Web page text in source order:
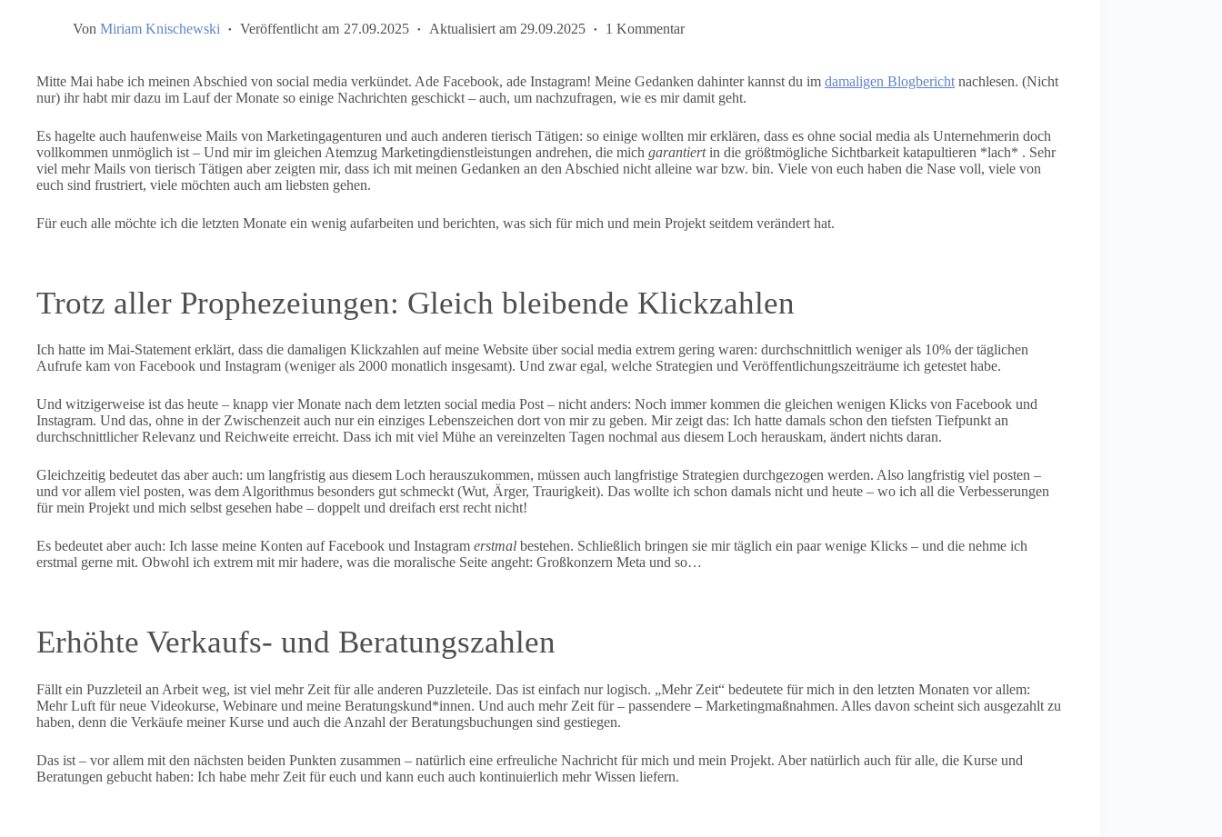
Von Miriam Knischewski Veröffentlicht am 27.09.2025 Aktualisiert am 29.09.2025 1 Kommentar
Mitte Mai habe ich meinen Abschied von social media verkündet. Ade Facebook, ade Instagram! Meine Gedanken dahinter kannst du im damaligen Blogbericht nachlesen. (Nicht
nur) ihr habt mir dazu im Lauf der Monate so einige Nachrichten geschickt – auch, um nachzufragen, wie es mir damit geht.
Es hagelte auch haufenweise Mails von Marketingagenturen und auch anderen tierisch Tätigen: so einige wollten mir erklären, dass es ohne social media als Unternehmerin doch
vollkommen unmöglich ist – Und mir im gleichen Atemzug Marketingdienstleistungen andrehen, die mich garantiertin die größtmögliche Sichtbarkeit katapultieren *lach* . Sehr
viel mehr Mails von tierisch Tätigen aber zeigten mir, dass ich mit meinen Gedanken an den Abschied nicht alleine war bzw. bin. Viele von euch haben die Nase voll, viele von
euch sind frustriert, viele möchten auch am liebsten gehen.
Für euch alle möchte ich die letzten Monate ein wenig aufarbeiten und berichten, was sich für mich und mein Projekt seitdem verändert hat.
Trotz aller Prophezeiungen: Gleich bleibende Klickzahlen
Ich hatte im Mai-Statement erklärt, dass die damaligen Klickzahlen auf meine Website über social media extrem gering waren: durchschnittlich weniger als 10% der täglichen
Aufrufe kam von Facebook und Instagram (weniger als 2000 monatlich insgesamt). Und zwar egal, welche Strategien und Veröffentlichungszeiträume ich getestet habe.
Und witzigerweise ist das heute – knapp vier Monate nach dem letzten social media Post – nicht anders: Noch immer kommen die gleichen wenigen Klicks von Facebook und
Instagram. Und das, ohne in der Zwischenzeit auch nur ein einziges Lebenszeichen dort von mir zu geben. Mir zeigt das: Ich hatte damals schon den tiefsten Tiefpunkt an
durchschnittlicher Relevanz und Reichweite erreicht. Dass ich mit viel Mühe an vereinzelten Tagen nochmal aus diesem Loch herauskam, ändert nichts daran.
Gleichzeitig bedeutet das aber auch: um langfristig aus diesem Loch herauszukommen, müssen auch langfristige Strategien durchgezogen werden. Also langfristig viel posten –
und vor allem viel posten, was dem Algorithmus besonders gut schmeckt (Wut, Ärger, Traurigkeit). Das wollte ich schon damals nicht und heute – wo ich all die Verbesserungen
für mein Projekt und mich selbst gesehen habe – doppelt und dreifach erst recht nicht!
Es bedeutet aber auch: Ich lasse meine Konten auf Facebook und Instagram erstmal bestehen. Schließlich bringen sie mir täglich ein paar wenige Klicks – und die nehme ich
erstmal gerne mit. Obwohl ich extrem mit mir hadere, was die moralische Seite angeht: Großkonzern Meta und so…
Erhöhte Verkaufs- und Beratungszahlen
Fällt ein Puzzleteil an Arbeit weg, ist viel mehr Zeit für alle anderen Puzzleteile. Das ist einfach nur logisch. „Mehr Zeit“ bedeutete für mich in den letzten Monaten vor allem:
Mehr Luft für neue Videokurse, Webinare und meine Beratungskund*innen. Und auch mehr Zeit für – passendere – Marketingmaßnahmen. Alles davon scheint sich ausgezahlt zu
haben, denn die Verkäufe meiner Kurse und auch die Anzahl der Beratungsbuchungen sind gestiegen.
Das ist – vor allem mit den nächsten beiden Punkten zusammen – natürlich eine erfreuliche Nachricht für mich und mein Projekt. Aber natürlich auch für alle, die Kurse und
Beratungen gebucht haben: Ich habe mehr Zeit für euch und kann euch auch kontinuierlich mehr Wissen liefern.